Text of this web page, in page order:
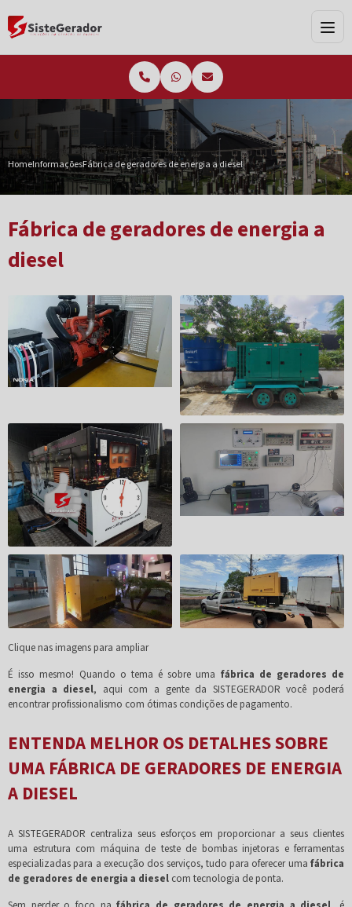
HomeInformaçõesFábrica de geradores de energia a diesel
Fábrica de geradores de energia a
diesel
Clique nas imagens para ampliar
É isso mesmo! Quando o tema é sobre uma fábrica de geradores de
energia a diesel, aqui com a gente da SISTEGERADOR você poderá
encontrar profissionalismo com ótimas condições de pagamento.
ENTENDA MELHOR OS DETALHES SOBRE
UMA FÁBRICA DE GERADORES DE ENERGIA
A DIESEL
A SISTEGERADOR centraliza seus esforços em proporcionar a seus clientes
uma estrutura com máquina de teste de bombas injetoras e ferramentas
especializadas para a execução dos serviços, tudo para oferecer uma fábrica
de geradores de energia a diesel com tecnologia de ponta.